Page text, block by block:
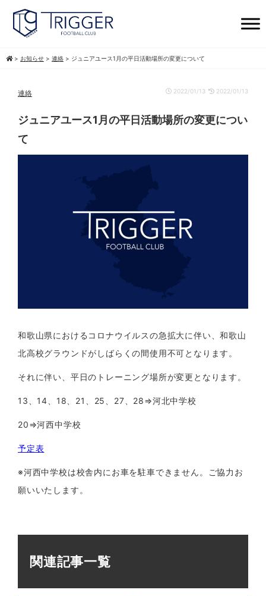
> お知らせ > 連絡 > ジュニアユース1月の平日活動場所の変更について
連絡 2022/01/13 2022/01/13
ジュニアユース1月の平日活動場所の変更につい
て
和歌山県におけるコロナウイルスの急拡大に伴い、和歌山
北高校グラウンドがしばらくの間使用不可となります。
それに伴い、平日のトレーニング場所が変更となります。
13、14、18、21、25、27、28⇒河北中学校
20⇒河西中学校
予定表
※河西中学校は校舎内にお車を駐車できません。ご協力お
願いいたします。
関連記事一覧